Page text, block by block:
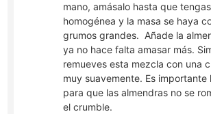
mano, amásalo hasta que
homogénea y la masa se haya
grumos grandes. Añade la
ya no hace falta amasar más.
remueves esta mezcla con una
muy suavemente. Es importante
para que las almendras no se
el crumble.